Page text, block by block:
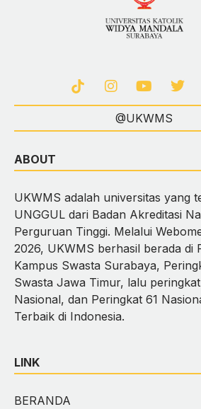
@UKWMS
ABOUT
UKWMS adalah universitas yang
UNGGUL dari Badan Akreditasi
Perguruan Tinggi. Melalui
2026, UKWMS berhasil berada di
Kampus Swasta Surabaya,
Swasta Jawa Timur, lalu
Nasional, dan Peringkat 61
Terbaik di Indonesia.
LINK
BERANDA